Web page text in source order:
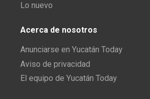
Lo nuevo
Acerca de nosotros
Anunciarse en Yucatán Today
Aviso de privacidad
El equipo de Yucatán Today